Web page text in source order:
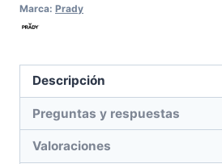
Marca: Prady
Descripción
Preguntas y respuestas
Valoraciones